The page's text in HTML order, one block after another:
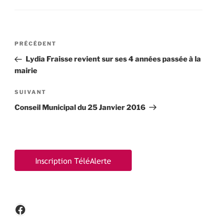
Navigation
l’article
Article
précédent
PRÉCÉDENT
Lydia Fraisse revient sur ses 4 années passée à la
mairie
Article
suivant
SUIVANT
Conseil Municipal du 25 Janvier 2016
Facebook